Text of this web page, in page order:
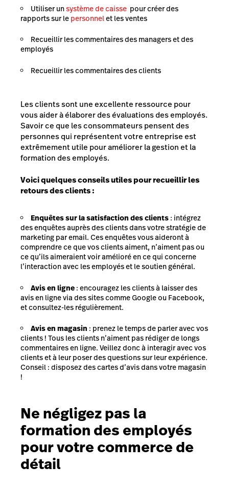
Utiliser unsystème de caisse pour créer des
rapports sur le personnelet les ventes
Recueillir les commentaires des managers et des
employés
Recueillir les commentaires des clients
Les clients sont une excellente ressource pour
vous aider à élaborer des évaluations des employés.
Savoir ce que les consommateurs pensent des
personnes qui représentent votre entreprise est
extrêmement utile pour améliorer la gestion et la
formation des employés.
Voici quelques conseils utiles pour recueillir les
retours des clients :
Enquêtes sur la satisfaction des clients : intégrez
des enquêtes auprès des clients dans votre stratégie de
marketing par email. Ces enquêtes vous aideront à
comprendre ce que vos clients aiment, n’aiment pas ou
ce qu’ils aimeraient voir amélioré en ce qui concerne
l’interaction avec les employés et le soutien général.
Avis en ligne : encouragez les clients à laisser des
avis en lignevia des sites comme Google ou Facebook,
et consultez-les régulièrement.
Avis en magasin : prenez le temps de parler avec vos
clients ! Tous les clients n’aiment pas rédiger de longs
commentaires en ligne. Veillez donc à interagir avec vos
clients et à leur poser des questions sur leur expérience.
Conseil : disposez des cartes d’avis dans votre magasin
!
Ne négligez pas la
formation des employés
pour votre commerce de
détail